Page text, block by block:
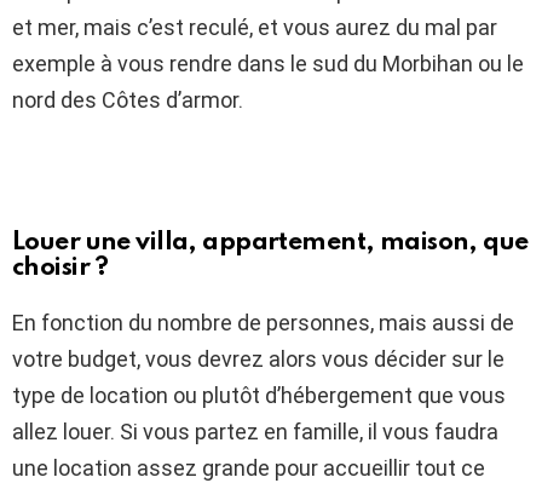
et mer, mais c’est reculé, et vous aurez du mal par
exemple à vous rendre dans le sud du Morbihan ou le
nord des Côtes d’armor.
Louer une villa, appartement, maison, que
choisir ?
En fonction du nombre de personnes, mais aussi de
votre budget, vous devrez alors vous décider sur le
type de location ou plutôt d’hébergement que vous
allez louer. Si vous partez en famille, il vous faudra
une location assez grande pour accueillir tout ce